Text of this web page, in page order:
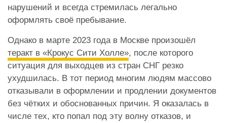
нарушений и всегда стремилась легально
оформлять своё пребывание.
Однако в марте 2023 года в Москве произошёл
теракт в «Крокус Сити Холле», после которого
ситуация для выходцев из стран СНГ резко
ухудшилась. В тот период многим людям массово
отказывали в оформлении и продлении документов
без чётких и обоснованных причин. Я оказалась в
числе тех, кто попал под эту волну отказов, и